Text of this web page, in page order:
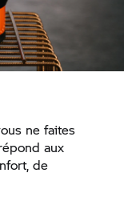
ne faites
aux
de